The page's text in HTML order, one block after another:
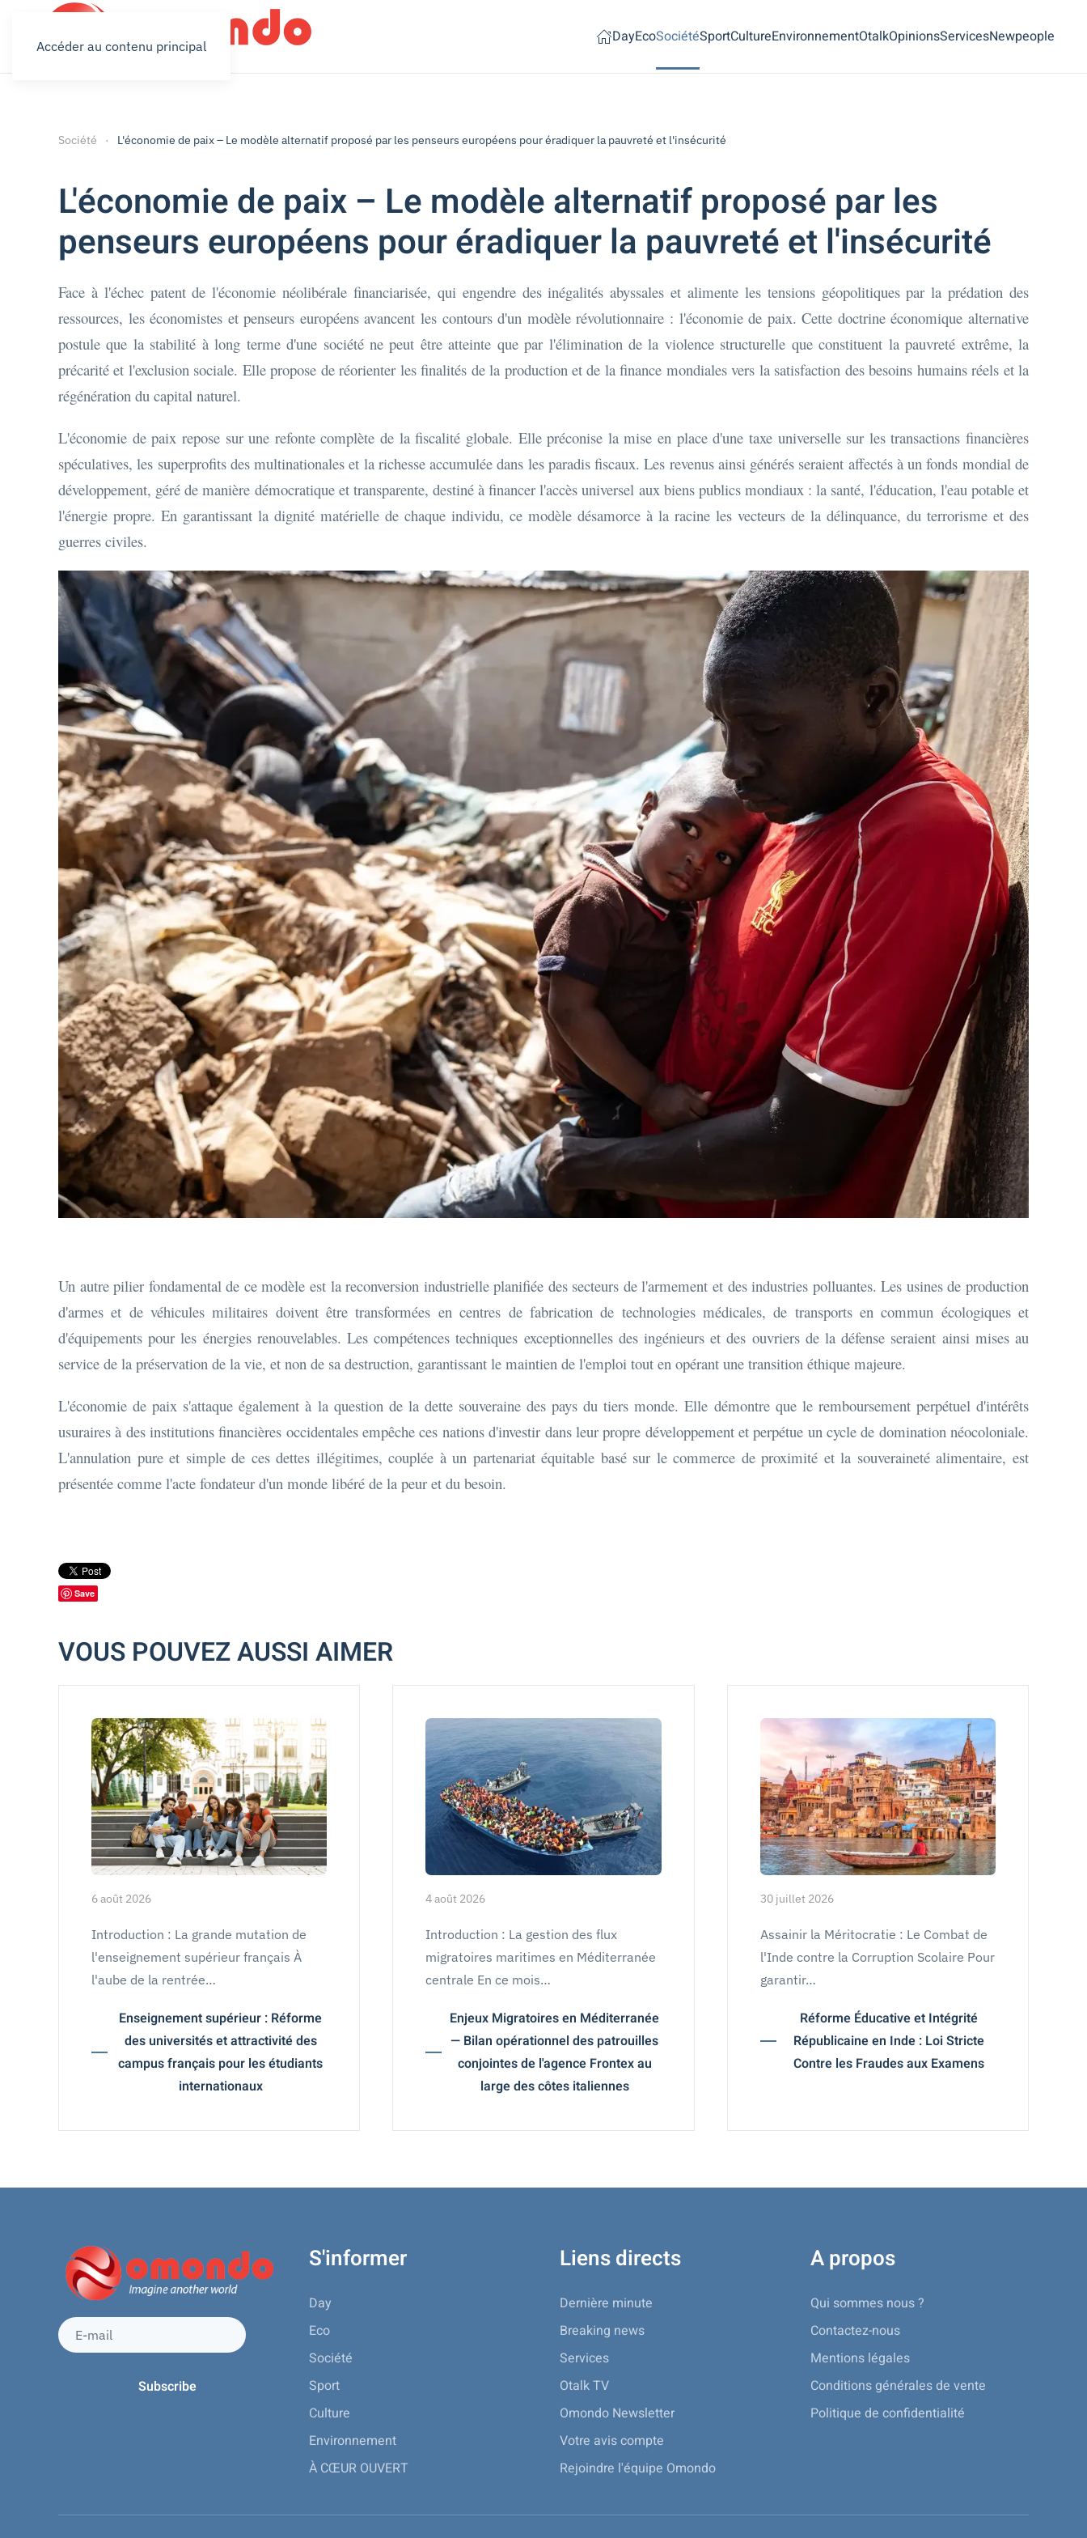
Accéder au contenu principal DayEcoSociétéSportCultureEnvironnementOtalkOpinionsServicesNewpeople
Société L'économie de paix – Le modèle alternatif proposé par les penseurs européens pour éradiquer la pauvreté et l'insécurité
L'économie de paix – Le modèle alternatif proposé par les
penseurs européens pour éradiquer la pauvreté et l'insécurité
Face à l'échec patent de l'économie néolibérale financiarisée, qui engendre des inégalités abyssales et alimente les tensions géopolitiques par la prédation des
ressources, les économistes et penseurs européens avancent les contours d'un modèle révolutionnaire : l'économie de paix. Cette doctrine économique alternative
postule que la stabilité à long terme d'une société ne peut être atteinte que par l'élimination de la violence structurelle que constituent la pauvreté extrême, la
précarité et l'exclusion sociale. Elle propose de réorienter les finalités de la production et de la finance mondiales vers la satisfaction des besoins humains réels et la
régénération du capital naturel.
L'économie de paix repose sur une refonte complète de la fiscalité globale. Elle préconise la mise en place d'une taxe universelle sur les transactions financières
spéculatives, les superprofits des multinationales et la richesse accumulée dans les paradis fiscaux. Les revenus ainsi générés seraient affectés à un fonds mondial de
développement, géré de manière démocratique et transparente, destiné à financer l'accès universel aux biens publics mondiaux : la santé, l'éducation, l'eau potable et
l'énergie propre. En garantissant la dignité matérielle de chaque individu, ce modèle désamorce à la racine les vecteurs de la délinquance, du terrorisme et des
guerres civiles.
Un autre pilier fondamental de ce modèle est la reconversion industrielle planifiée des secteurs de l'armement et des industries polluantes. Les usines de production
d'armes et de véhicules militaires doivent être transformées en centres de fabrication de technologies médicales, de transports en commun écologiques et
d'équipements pour les énergies renouvelables. Les compétences techniques exceptionnelles des ingénieurs et des ouvriers de la défense seraient ainsi mises au
service de la préservation de la vie, et non de sa destruction, garantissant le maintien de l'emploi tout en opérant une transition éthique majeure.
L'économie de paix s'attaque également à la question de la dette souveraine des pays du tiers monde. Elle démontre que le remboursement perpétuel d'intérêts
usuraires à des institutions financières occidentales empêche ces nations d'investir dans leur propre développement et perpétue un cycle de domination néocoloniale.
L'annulation pure et simple de ces dettes illégitimes, couplée à un partenariat équitable basé sur le commerce de proximité et la souveraineté alimentaire, est
présentée comme l'acte fondateur d'un monde libéré de la peur et du besoin.
Save
VOUS POUVEZ AUSSI AIMER
6 août 2026
Introduction : La grande mutation de
l'enseignement supérieur français À
l'aube de la rentrée…
Enseignement supérieur : Réforme
des universités et attractivité des
campus français pour les étudiants
internationaux
4 août 2026
Introduction : La gestion des flux
migratoires maritimes en Méditerranée
centrale En ce mois…
Enjeux Migratoires en Méditerranée
— Bilan opérationnel des patrouilles
conjointes de l'agence Frontex au
large des côtes italiennes
30 juillet 2026
Assainir la Méritocratie : Le Combat de
l'Inde contre la Corruption Scolaire Pour
garantir…
Réforme Éducative et Intégrité
Républicaine en Inde : Loi Stricte
Contre les Fraudes aux Examens
S'informer
Day
Eco
Société
Sport
Culture
Environnement
À CŒUR OUVERT
Liens directs
Dernière minute
Breaking news
Services
Otalk TV
Omondo Newsletter
Votre avis compte
Rejoindre l'équipe Omondo
A propos
Qui sommes nous ?
Contactez-nous
Mentions légales
Conditions générales de vente
Politique de confidentialité